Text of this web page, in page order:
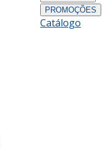
PROMOÇÕES
Catálogo